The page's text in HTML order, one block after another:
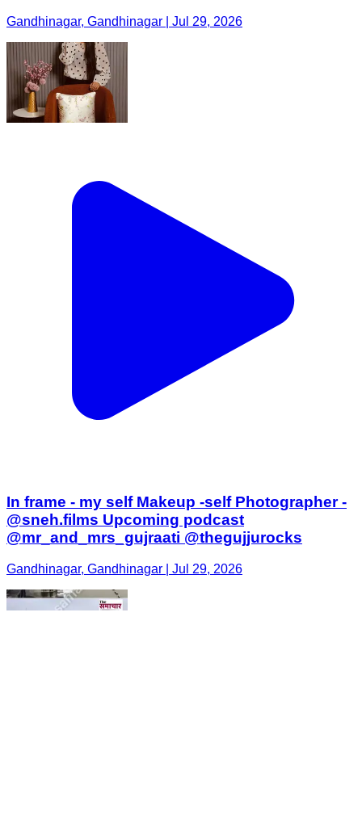
Gandhinagar, Gandhinagar | Jul 29, 2026
In frame - my self Makeup -self Photographer -
@sneh.films Upcoming podcast
@mr_and_mrs_gujraati @thegujjurocks
Gandhinagar, Gandhinagar | Jul 29, 2026